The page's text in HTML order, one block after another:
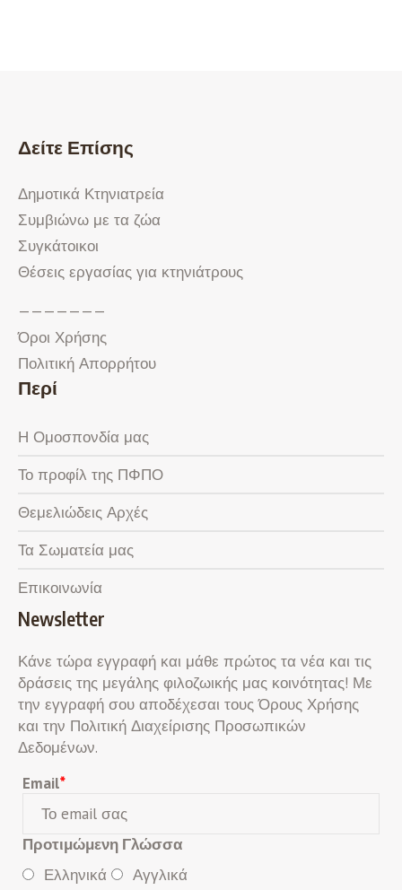
Δείτε Επίσης
Δημοτικά Κτηνιατρεία
Συμβιώνω με τα ζώα
Συγκάτοικοι
Θέσεις εργασίας για κτηνιάτρους
———————
Όροι Χρήσης
Πολιτική Απορρήτου
Περί
Η Ομοσπονδία μας
Το προφίλ της ΠΦΠΟ
Θεμελιώδεις Αρχές
Τα Σωματεία μας
Επικοινωνία
Newsletter
Κάνε τώρα εγγραφή και μάθε πρώτος τα νέα και τις
δράσεις της μεγάλης φιλοζωικής μας κοινότητας! Με
την εγγραφή σου αποδέχεσαι τους Όρους Χρήσης
και την Πολιτική Διαχείρισης Προσωπικών
Δεδομένων.
Email*
Προτιμώμενη Γλώσσα
Ελληνικά
Αγγλικά